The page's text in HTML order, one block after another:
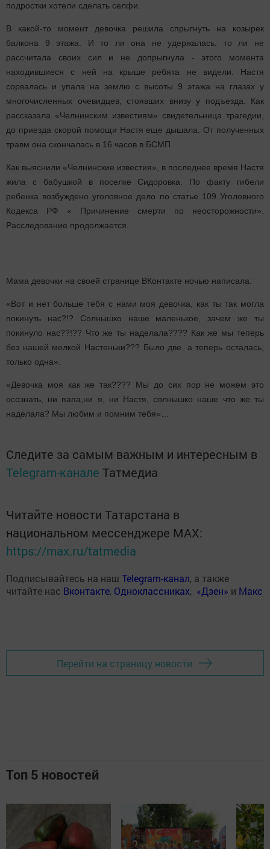
подростки хотели сделать селфи.
В какой-то момент девочка решила спрыгнуть на козырек
балкона 9 этажа. И то ли она не удержалась, то ли не
рассчитала своих сил и не допрыгнула - этого момента
находившиеся с ней на крыше ребята не видели. Настя
сорвалась и упала на землю с высоты 9 этажа на глазах у
многочисленных очевидцев, стоявших внизу у подъезда. Как
рассказала «Челнинским известиям» свидетельница трагедии,
до приезда скорой помощи Настя еще дышала. От полученных
травм она скончалась в 16 часов в БСМП.
Как выяснили «Челнинские известия», в последнее время Настя
жила с бабушкой в поселке Сидоровка. По факту гибели
ребенка возбуждено уголовное дело по статье 109 Уголовного
Кодекса РФ « Причинение смерти по неосторожности».
Расследование продолжается.
Мама девочки на своей странице ВКонтакте ночью написала:
«Вот и нет больше тебя с нами моя девочка, как ты так могла
покинуть нас?!? Солнышко наше маленькое, зачем же ты
покинуло нас??!?? Что же ты наделала???? Как же мы теперь
без нашей мелкой Настеньки??? Было две, а теперь осталась,
только одна».
«Девочка моя как же так???? Мы до сих пор не можем это
осознать, ни папа,ни я, ни Настя, солнышко наше что же ты
наделала? Мы любим и помним тебя»…
Следите за самым важным и интересным в
Telegram-канале Татмедиа
Читайте новости Татарстана в
национальном мессенджере MАХ:
https://max.ru/tatmedia
Подписывайтесь на наш Telegram-канал, а также
читайте нас Вконтакте, Одноклассниках, «Дзен» и Макс
Перейти на страницу новости
Топ 5 новостей